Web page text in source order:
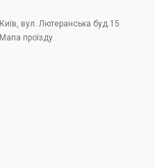
Київ, вул. Лютеранська буд.15
Мапа проїзду